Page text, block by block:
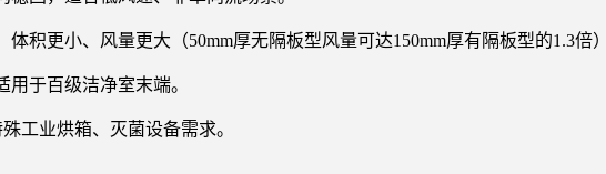
积更小、风量更大（50mm厚无隔板型风量可达150mm厚有隔板型的1.3倍
于百级洁净室末端。
工业烘箱、灭菌设备需求。